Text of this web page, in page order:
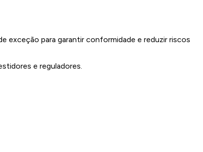
exceção para garantir conformidade e reduzir riscos
e reguladores.